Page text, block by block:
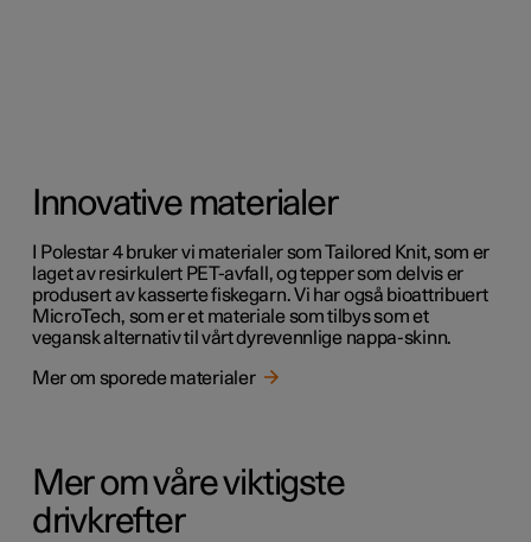
Innovative materialer
I Polestar 4 bruker vi materialer som Tailored Knit, som er
laget av resirkulert PET-avfall, og tepper som delvis er
produsert av kasserte fiskegarn. Vi har også bioattribuert
MicroTech, som er et materiale som tilbys som et
vegansk alternativ til vårt dyrevennlige nappa-skinn.
Mer om sporede materialer
Mer om våre viktigste
drivkrefter